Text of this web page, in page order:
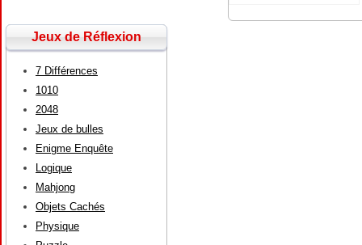
Jeux de Réflexion
7 Différences
1010
2048
Jeux de bulles
Enigme Enquête
Logique
Mahjong
Objets Cachés
Physique